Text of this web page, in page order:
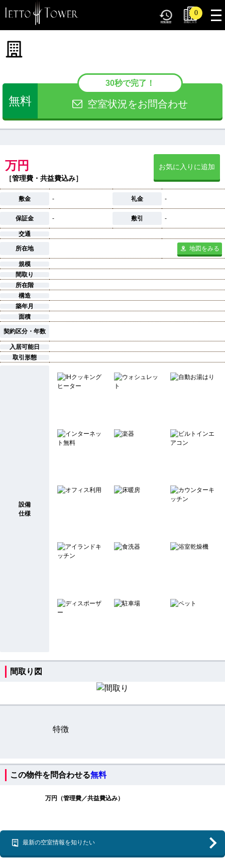
0
無料
30秒で完了！
空室状況をお問合わせ
万円
［管理費・共益費込み］
お気に入りに追加
敷金 - 礼金 -
保証金 - 敷引 -
交通
所在地 地図をみる
規模
間取り
所在階
構造
築年月
面積
契約区分・年数
入居可能日
取引形態
設備
仕様
間取り図
特徴
この物件を問合わせる無料
万円（管理費／共益費込み）
最新の空室情報を知りたい